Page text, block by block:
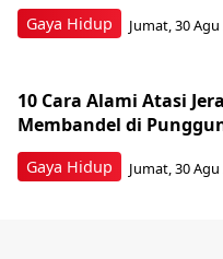
Gaya Hidup Jumat, 30 Agu
Gaya Hidup
10 Cara Alami Atasi
Membandel di
Jumat, 30 Agu